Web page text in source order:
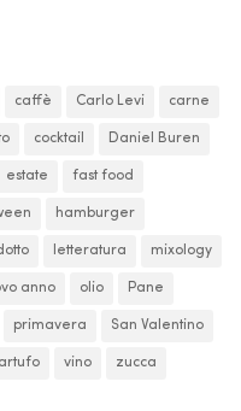
caffè Carlo Levi carne
cocktail Daniel Buren
estate fast food
hamburger
letteratura mixology
anno olio Pane
primavera San Valentino
vino zucca